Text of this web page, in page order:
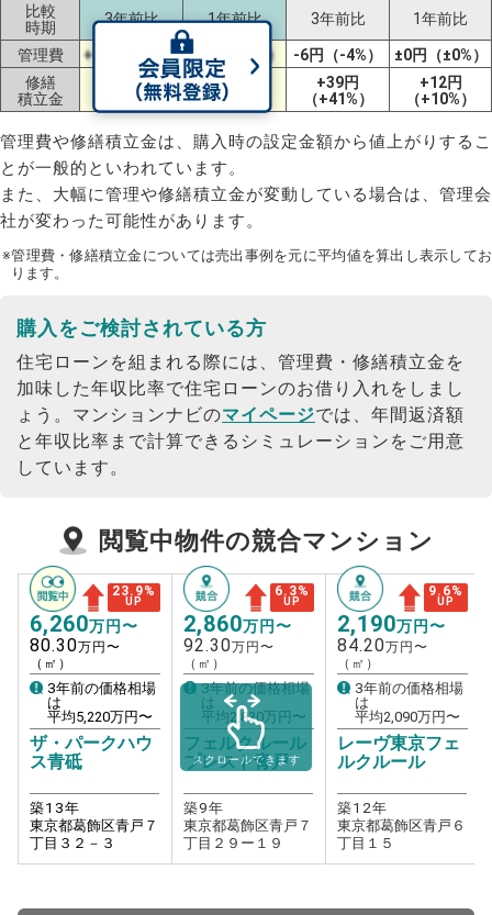
比較
時期
3年前比 1年前比 3年前比 1年前比
管理費 +7円（+5%） +5円（+3%） -6円（-4%）
±0円（±0%）
修繕
積立金
+44円
（+37%）
+19円
（+13%）
+39円
（+41%）
+12円
（+10%）
管理費や修繕積立金は、購入時の設定金額から値上がりするこ
とが一般的といわれています。
また、大幅に管理や修繕積立金が変動している場合は、管理会
社が変わった可能性があります。
※管理費・修繕積立金については売出事例を元に平均値を算出し表示してお
ります。
購入をご検討されている方
住宅ローンを組まれる際には、管理費・修繕積立金を
加味した年収比率で住宅ローンのお借り入れをしまし
ょう。 マンションナビのマイページでは、年間返済額
と年収比率まで計算できるシミュレーションをご用意
しています。
閲覧中物件の競合マンション
23.9%
UP
6,260万円〜
80.30万円〜
（㎡）
3年前の価格相場
は
平均5,220万円〜
ザ・パークハウ
ス青砥
築13年
東京都葛飾区青戸７
丁目３２－３
6.3%
UP
2,860万円〜
92.30万円〜
（㎡）
3年前の価格相場
は
平均2,830万円〜
フェルクルール
プレスト青戸
築9年
東京都葛飾区青戸７
丁目２９ー１９
9.6%
UP
2,190万円〜
84.20万円〜
（㎡）
3年前の価格相場
は
平均2,090万円〜
レーヴ東京フェ
ルクルール
築12年
東京都葛飾区青戸６
丁目１５
スクロールできます